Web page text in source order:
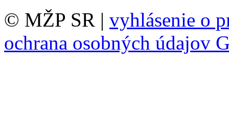
© MŽP SR | vyhlásenie o
ochrana osobných údajov